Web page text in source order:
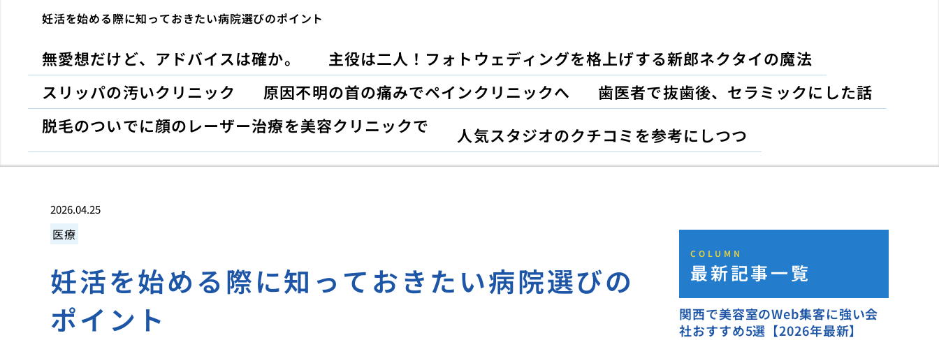
妊活を始める際に知っておきたい病院選びのポイント
無愛想だけど、アドバイスは確か。
主役は二人！フォトウェディングを格上げする新郎ネクタイの魔法
スリッパの汚いクリニック
原因不明の首の痛みでペインクリニックへ
歯医者で抜歯後、セラミックにした話
脱毛のついでに顔のレーザー治療を美容クリニックで
人気スタジオのクチコミを参考にしつつ
2026.04.25
医療
妊活を始める際に知っておきたい病院選びの
ポイント
COLUMN
最新記事一覧
関西で美容室のWeb集客に強い会
社おすすめ5選【2026年最新】